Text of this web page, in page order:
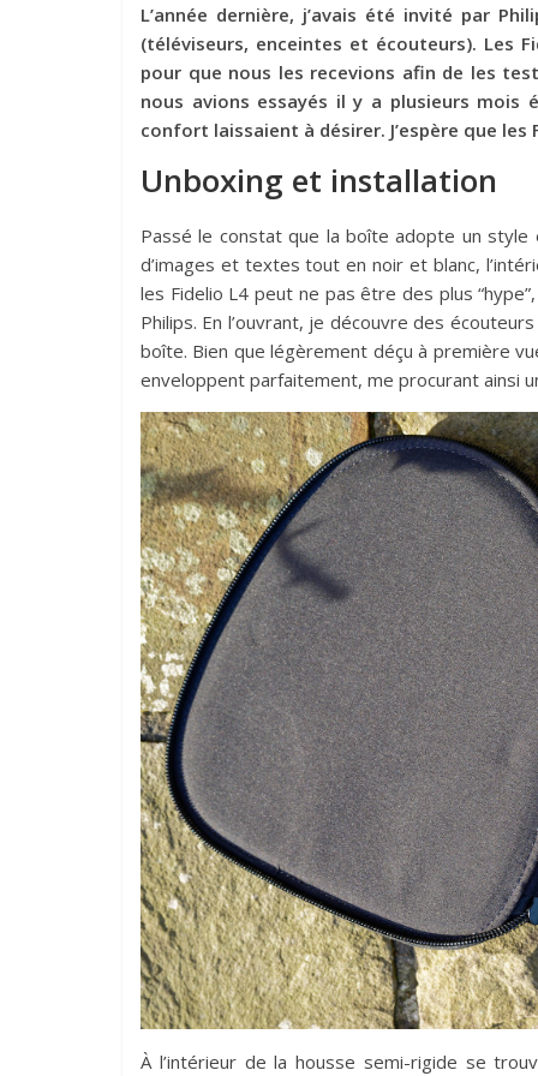
L’année dernière, j’avais été invité par
(téléviseurs, enceintes et écouteurs). Les
pour que nous les recevions afin de les
nous avions essayés il y a plusieurs mois
confort laissaient à désirer. J’espère que
Unboxing et installation
Passé le constat que la boîte adopte un
d’images et textes tout en noir et blanc,
les Fidelio L4 peut ne pas être des plus
Philips. En l’ouvrant, je découvre des
boîte. Bien que légèrement déçu à première
enveloppent parfaitement, me procurant ainsi
À l’intérieur de la housse semi-rigide se